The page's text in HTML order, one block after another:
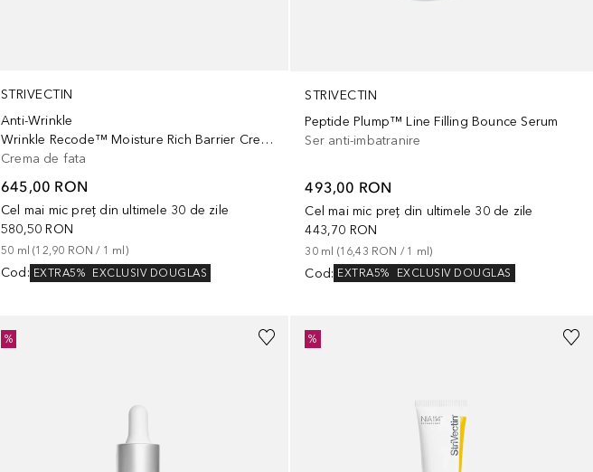
STRIVECTIN
Anti-Wrinkle
Wrinkle Recode™ Moisture Rich Barrier Cream
Crema de fata
645,00 RON
Cel mai mic preț din ultimele 30 de zile
580,50 RON
50 ml (12,90 RON / 1 ml )
Cod : EXTRA5% EXCLUSIV DOUGLAS
STRIVECTIN
Peptide Plump™ Line Filling Bounce Serum
Ser anti-imbatranire
493,00 RON
Cel mai mic preț din ultimele 30 de zile
443,70 RON
30 ml (16,43 RON / 1 ml)
Cod: EXTRA5% EXCLUSIV DOUGLAS
% %